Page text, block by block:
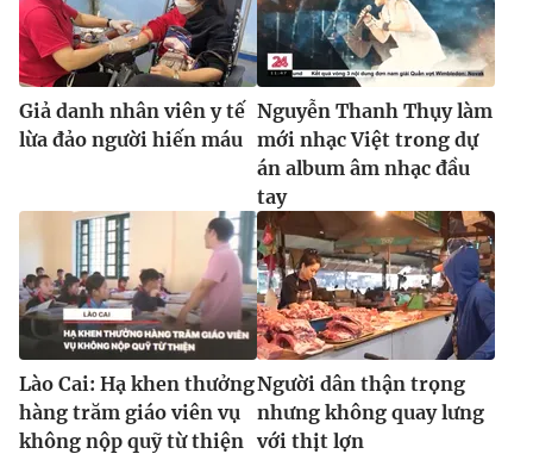
Giả danh nhân viên y tế
lừa đảo người hiến máu
Nguyễn Thanh Thụy làm
mới nhạc Việt trong dự
án album âm nhạc đầu
tay
Lào Cai: Hạ khen thưởng
hàng trăm giáo viên vụ
không nộp quỹ từ thiện
Người dân thận trọng
nhưng không quay lưng
với thịt lợn